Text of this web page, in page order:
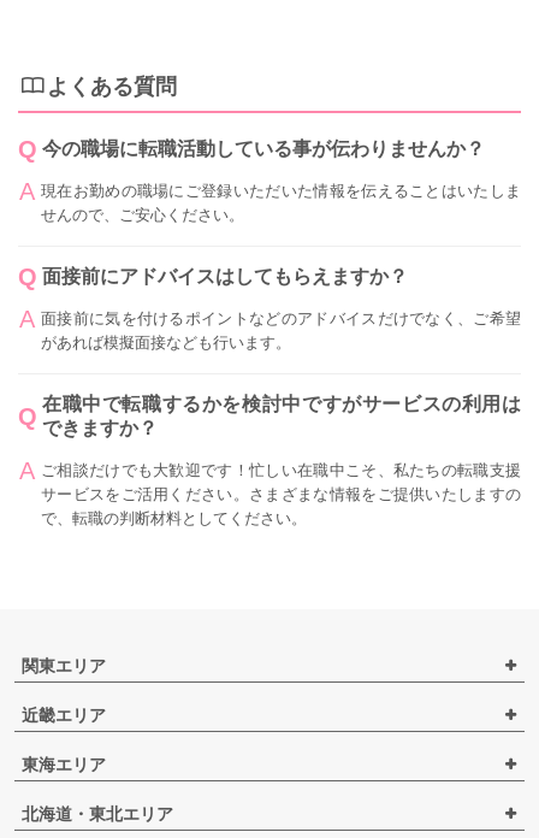
よくある質問
今の職場に転職活動している事が伝わりませんか？
現在お勤めの職場にご登録いただいた情報を伝えることはいたしま
せんので、ご安心ください。
面接前にアドバイスはしてもらえますか？
面接前に気を付けるポイントなどのアドバイスだけでなく、ご希望
があれば模擬面接なども行います。
在職中で転職するかを検討中ですがサービスの利用は
できますか？
ご相談だけでも大歓迎です！忙しい在職中こそ、私たちの転職支援
サービスをご活用ください。さまざまな情報をご提供いたしますの
で、転職の判断材料としてください。
関東エリア
近畿エリア
東海エリア
北海道・東北エリア